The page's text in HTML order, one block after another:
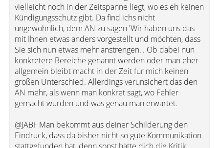
vielleicht noch in der Zeitspanne liegt, wo es eh keinen
Kündigungsschutz gibt. Da find ichs nicht
ungewöhnlich, dem AN zu sagen 'Wir haben uns das
mit Ihnen etwas anders vorgestellt und möchten, dass
Sie sich nun etwas mehr anstrengen.'. Ob dabei nun
konkretere Bereiche genannt werden oder man eher
allgemein bleibt macht in der Zeit für mich keinen
großen Unterschied. Allerdings verunsichert das den
AN mehr, als wenn man konkret sagt, wo Fehler
gemacht wurden und was genau man erwartet.
@JABF Man bekommt aus deiner Schilderung den
Eindruck, dass da bisher nicht so gute Kommunikation